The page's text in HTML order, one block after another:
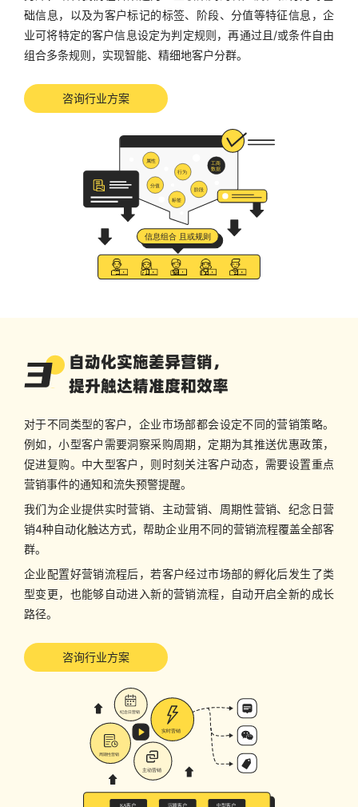
础信息，以及为客户标记的标签、阶段、分值等特征信息，企
业可将特定的客户信息设定为判定规则，再通过且/或条件自由
组合多条规则，实现智能、精细地客户分群。
咨询行业方案
自动化实施差异营销，
提升触达精准度和效率
对于不同类型的客户，企业市场部都会设定不同的营销策略。
例如，小型客户需要洞察采购周期，定期为其推送优惠政策，
促进复购。中大型客户，则时刻关注客户动态，需要设置重点
营销事件的通知和流失预警提醒。
我们为企业提供实时营销、主动营销、周期性营销、纪念日营
销4种自动化触达方式，帮助企业用不同的营销流程覆盖全部客
群。
企业配置好营销流程后，若客户经过市场部的孵化后发生了类
型变更，也能够自动进入新的营销流程，自动开启全新的成长
路径。
咨询行业方案